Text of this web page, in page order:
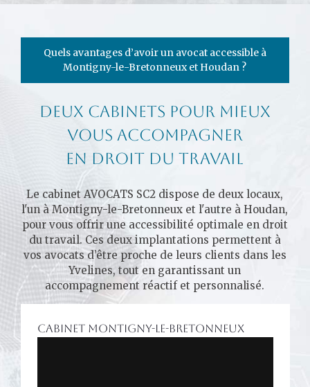
Quels avantages d’avoir un avocat accessible à
Montigny-le-Bretonneux et Houdan ?
Deux cabinets pour mieux
vous accompagner
en droit du travail
Le cabinet AVOCATS SC2 dispose de deux locaux,
l'un à Montigny-le-Bretonneux et l'autre à Houdan,
pour vous offrir une accessibilité optimale en droit
du travail. Ces deux implantations permettent à
vos avocats d’être proche de leurs clients dans les
Yvelines, tout en garantissant un
accompagnement réactif et personnalisé.
Cabinet Montigny-le-Bretonneux